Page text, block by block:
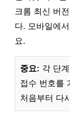
크롬 최신 버
다. 모바일에
요.
중요: 각 단
접수 번호를
처음부터 다